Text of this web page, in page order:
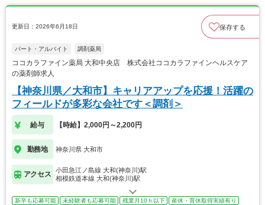
更新日：2026年6月18日 保存する
パート・アルバイト 調剤薬局
ココカラファイン薬局 大和中央店 株式会社ココカラファインヘルスケア
の薬剤師求人
【神奈川県／大和市】キャリアアップを応援！活躍の
フィールドが多彩な会社です＜調剤＞
給与 【時給】2,000円～2,200円
勤務地 神奈川県 大和市
アクセス
小田急江ノ島線 大和(神奈川)駅
相模鉄道本線 大和(神奈川)駅
新卒も応募可能 未経験者も応募可能 残業月10ｈ以下
産休・育休取得実績有り